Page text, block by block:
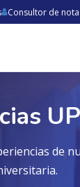
Consultor de
de